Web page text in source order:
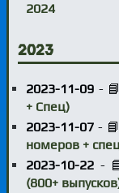
2024
2023
2023-11-09 - 📘
+ Спец)
2023-11-07 - 📘
номеров +
2023-10-22 -
(800+